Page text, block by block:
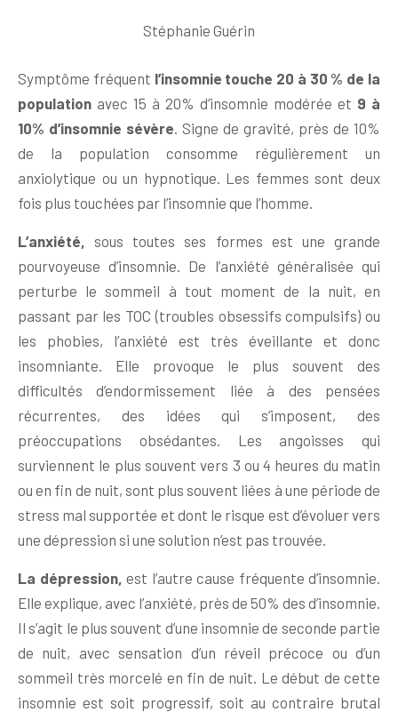
Stéphanie Guérin
Symptôme fréquent l’insomnie touche 20 à 30 % de la
population avec 15 à 20% d’insomnie modérée et 9 à
10% d’insomnie sévère . Signe de gravité, près de 10%
de la population consomme régulièrement un
anxiolytique ou un hypnotique. Les femmes sont deux
fois plus touchées par l’insomnie que l’homme.
L’anxiété,
sous toutes ses formes est une grande
pourvoyeuse d’insomnie. De l’anxiété généralisée qui
perturbe le sommeil à tout moment de la nuit, en
passant par les TOC (troubles obsessifs compulsifs) ou
les phobies, l’anxiété est très éveillante et donc
insomniante. Elle provoque le plus souvent des
difficultés d’endormissement liée à des pensées
récurrentes, des idées qui s’imposent, des
préoccupations obsédantes. Les angoisses qui
surviennent le plus souvent vers 3 ou 4 heures du matin
ou en fin de nuit, sont plus souvent liées à une période de
stress mal supportée et dont le risque est d’évoluer vers
une dépression si une solution n’est pas trouvée.
La dépression, est l’autre cause fréquente d’insomnie.
Elle explique, avec l’anxiété, près de 50% des d’insomnie.
Il s’agit le plus souvent d’une insomnie de seconde partie
de nuit, avec sensation d’un réveil précoce ou d’un
sommeil très morcelé en fin de nuit. Le début de cette
insomnie est soit progressif, soit au contraire brutal